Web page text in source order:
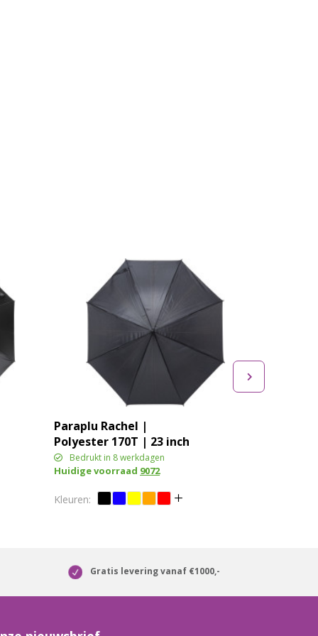
Paraplu Rachel |
Polyester 170T | 23 inch
Bedrukt in 8 werkdagen
Huidige voorraad 9072
Gratis levering vanaf €1000,-